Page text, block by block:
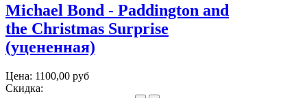
Michael Bond - Paddington and
the Christmas Surprise
(уцененная)
Цена: 1100,00 руб
Скидка: